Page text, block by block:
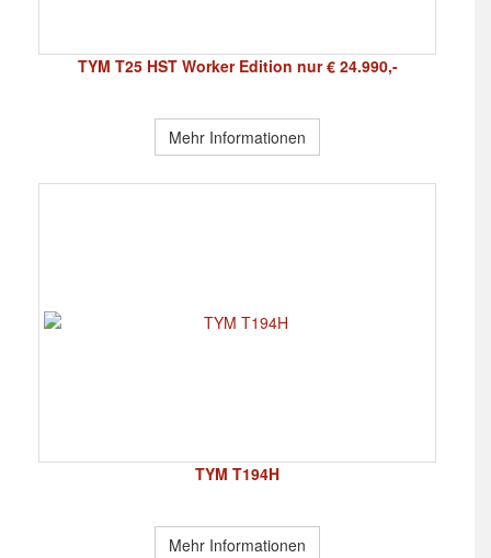
TYM T25 HST Worker Edition nur € 24.990,-
Mehr Informationen
TYM T194H
Mehr Informationen